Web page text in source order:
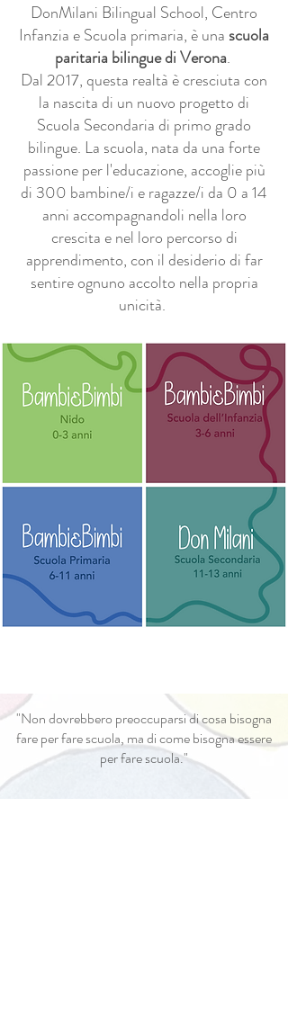
DonMilani Bilingual School, Centro
Infanzia e Scuola primaria, è una scuola
paritaria bilingue di Verona.
Dal 2017, questa realtà è cresciuta con
la nascita di un nuovo progetto di
Scuola Secondaria di primo grado
bilingue. La scuola, nata da una forte
passione per l'educazione, accoglie più
di 300 bambine/i e ragazze/i da 0 a 14
anni accompagnandoli nella loro
crescita e nel loro percorso di
apprendimento, con il desiderio di far
sentire ognuno accolto nella propria
unicità.
"Non dovrebbero preoccuparsi di cosa bisogna
fare per fare scuola, ma di come bisogna essere
per fare scuola."